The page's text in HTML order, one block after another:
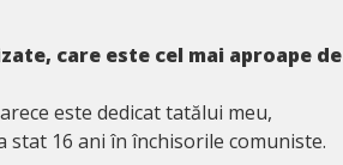
care este cel mai aproape de
este dedicat tatălui meu,
16 ani în închisorile comuniste.